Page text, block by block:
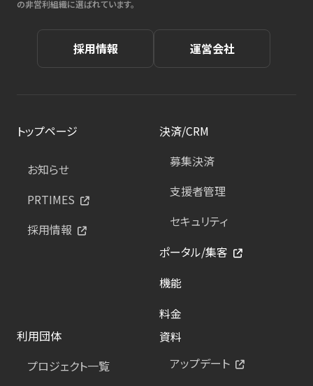
の非営利組織に選ばれています。
採用情報 運営会社
トップページ
お知らせ
PRTIMES
採用情報
決済/CRM
募集決済
支援者管理
セキュリティ
ポータル/集客
機能
料金
利用団体
プロジェクト一覧
資料
アップデート